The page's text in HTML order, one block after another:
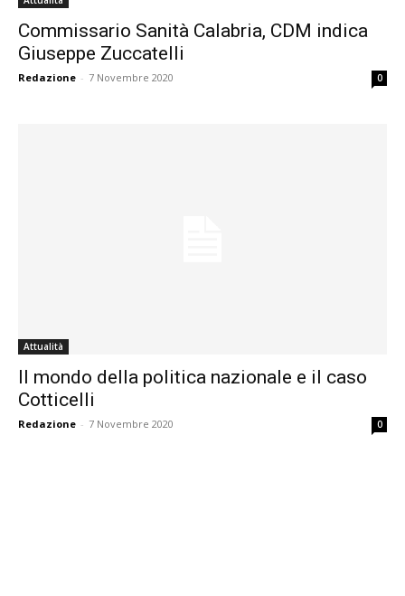
Commissario Sanità Calabria, CDM indica
Giuseppe Zuccatelli
Redazione - 7 Novembre 2020 0
Attualità
Il mondo della politica nazionale e il caso
Cotticelli
Redazione - 7 Novembre 2020 0